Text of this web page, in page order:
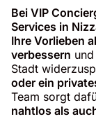
Bei VIP
Services in
Ihre Vorlieben
verbessern
Stadt
oder ein
Team sorgt
nahtlos als